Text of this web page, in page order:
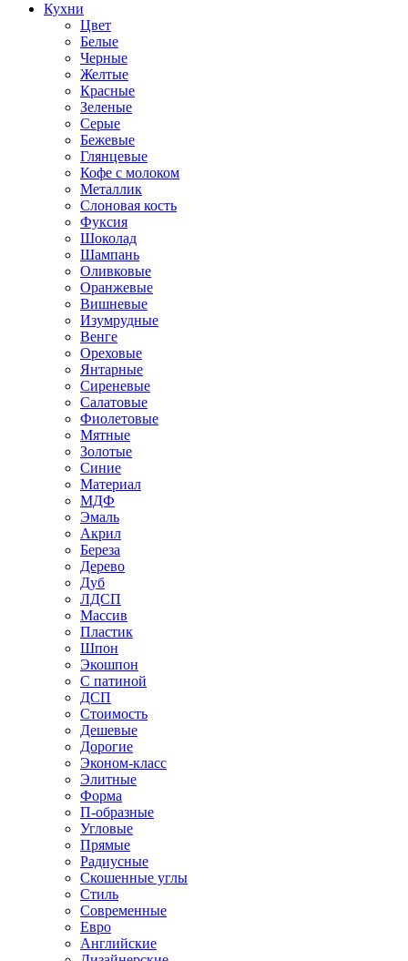
Кухни
Цвет
Белые
Черные
Желтые
Красные
Зеленые
Серые
Бежевые
Глянцевые
Кофе с молоком
Металлик
Слоновая кость
Фуксия
Шоколад
Шампань
Оливковые
Оранжевые
Вишневые
Изумрудные
Венге
Ореховые
Янтарные
Сиреневые
Салатовые
Фиолетовые
Мятные
Золотые
Синие
Материал
МДФ
Эмаль
Акрил
Береза
Дерево
Дуб
ЛДСП
Массив
Пластик
Шпон
Экошпон
С патиной
ДСП
Стоимость
Дешевые
Дорогие
Эконом-класс
Элитные
Форма
П-образные
Угловые
Прямые
Радиусные
Скошенные углы
Стиль
Современные
Евро
Английские